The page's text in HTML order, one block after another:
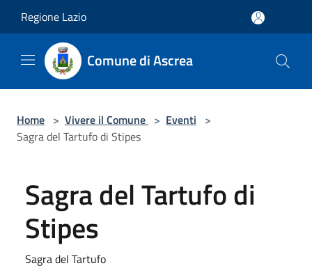
Regione Lazio
Comune di Ascrea
Home > Vivere il Comune > Eventi >
Sagra del Tartufo di Stipes
Sagra del Tartufo di
Stipes
Sagra del Tartufo